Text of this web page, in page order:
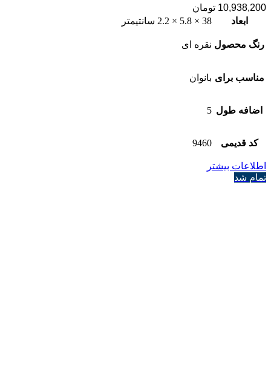
10,938,200 تومان
ابعاد
38 × 5.8 × 2.2 سانتیمتر
رنگ محصول نقره ای
مناسب برای بانوان
اضافه طول 5
کد قدیمی 9460
اطلاعات بیشتر
تمام شد